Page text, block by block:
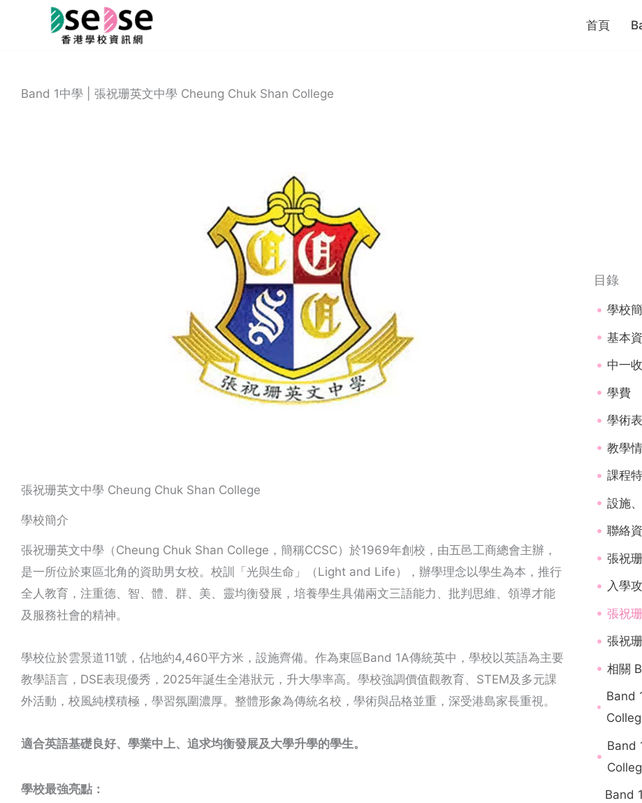
首頁
Band 1中學 | 張祝珊英文中學 Cheung Chuk Shan College
張祝珊英文中學 Cheung Chuk Shan College
學校簡介
張祝珊英文中學（Cheung Chuk Shan College，簡稱CCSC）於1969年創校，由五邑工商總會主辦，
是一所位於東區北角的資助男女校。校訓「光與生命」（Light and Life），辦學理念以學生為本，推行
全人教育，注重德、智、體、群、美、靈均衡發展，培養學生具備兩文三語能力、批判思維、領導才能
及服務社會的精神。
學校位於雲景道11號，佔地約4,460平方米，設施齊備。作為東區Band 1A傳統英中，學校以英語為主要
教學語言，DSE表現優秀，2025年誕生全港狀元，升大學率高。學校強調價值觀教育、STEM及多元課
外活動，校風純樸積極，學習氛圍濃厚。整體形象為傳統名校，學術與品格並重，深受港島家長重視。
適合英語基礎良好、學業中上、追求均衡發展及大學升學的學生。
學校最強亮點：
目錄
學校
基本
中一
學費
學術
教學
課程
設施
聯絡
張祝
入學
張祝
張祝
相關
Band
Band
Band